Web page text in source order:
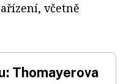
včetně
Thomayerova